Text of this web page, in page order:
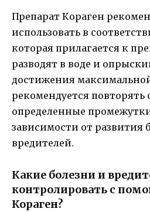
Препарат Кораген
использовать в
которая прилагается к
разводят в воде и
достижения
рекомендуется повторять
определенные
зависимости от развития
вредителей.
Какие болезни и
контролировать с
Кораген?